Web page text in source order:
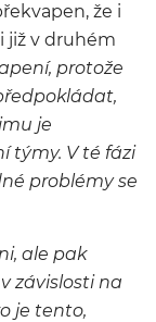
že i
již v druhém
protože
je
týmy. V té fázi
problémy se
ale pak
závislosti na
je tento,